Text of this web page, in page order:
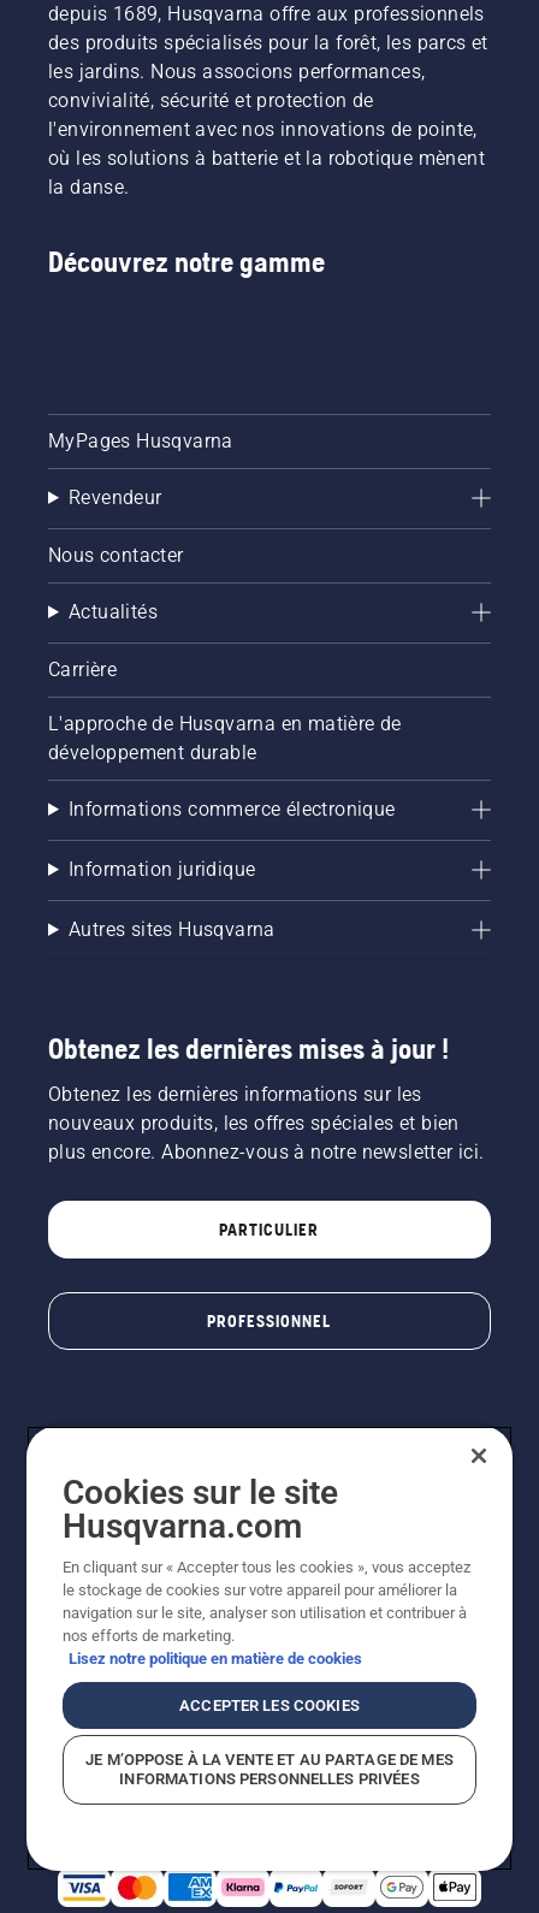
depuis 1689, Husqvarna offre aux professionnels
des produits spécialisés pour la forêt, les parcs et
les jardins. Nous associons performances,
convivialité, sécurité et protection de
l'environnement avec nos innovations de pointe,
où les solutions à batterie et la robotique mènent
la danse.
Découvrez notre gamme
MyPages Husqvarna
Revendeur
Nous contacter
Actualités
Carrière
L'approche de Husqvarna en matière de
développement durable
Informations commerce électronique
Information juridique
Autres sites Husqvarna
Obtenez les dernières mises à jour !
Obtenez les dernières informations sur les
nouveaux produits, les offres spéciales et bien
plus encore. Abonnez-vous à notre newsletter ici.
PARTICULIER
PROFESSIONNEL
© Husqvarna AB (publ). Tous droits réservés. Les prix
indiqués sont à titre indicatif de Husqvarna Schweiz AG
aux revendeurs participants, prix en CHF, TVA 8,1 % et
TAR incluses. Sous réserve de modification. Tous les
prix indiqués sont des prix de vente recommandés (TVA
incluse), sauf si le produit est disponible pour un achat
Politique relative aux cookiesConditions d'utilisation
Avis de confidentialitéImpressionCGVL Shop en ligne
Signalement de violations présumées
Cookies sur le site
Husqvarna.com
En cliquant sur « Accepter tous les cookies », vous acceptez
le stockage de cookies sur votre appareil pour améliorer la
navigation sur le site, analyser son utilisation et contribuer à
nos efforts de marketing.
Lisez notre politique en matière de cookies
ACCEPTER LES COOKIES
JE M’OPPOSE À LA VENTE ET AU PARTAGE DE MES
INFORMATIONS PERSONNELLES PRIVÉES